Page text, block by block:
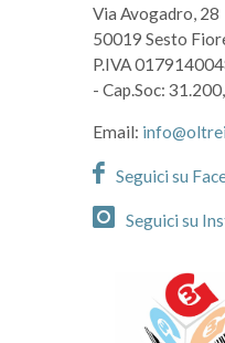
Via Avogadro, 28
50019 Sesto
P.IVA
- Cap.Soc:
Email:
Seguici su
Seguici su